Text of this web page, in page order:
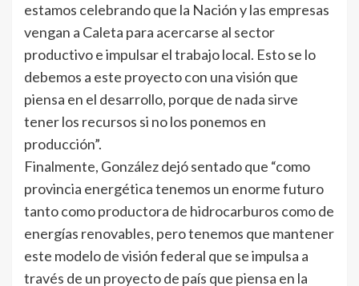
estamos celebrando que la Nación y las empresas
vengan a Caleta para acercarse al sector
productivo e impulsar el trabajo local. Esto se lo
debemos a este proyecto con una visión que
piensa en el desarrollo, porque de nada sirve
tener los recursos si no los ponemos en
producción”.
Finalmente, González dejó sentado que “como
provincia energética tenemos un enorme futuro
tanto como productora de hidrocarburos como de
energías renovables, pero tenemos que mantener
este modelo de visión federal que se impulsa a
través de un proyecto de país que piensa en la